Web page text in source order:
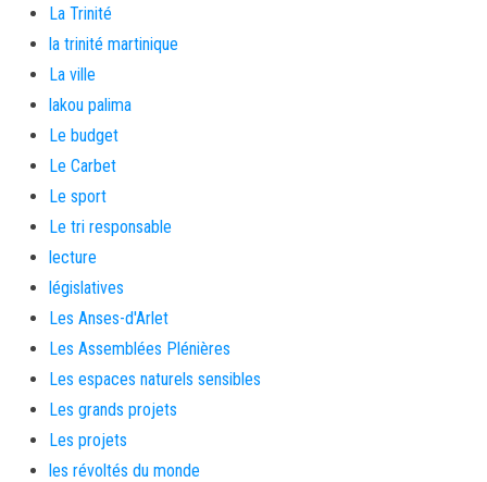
La Trinité
la trinité martinique
La ville
lakou palima
Le budget
Le Carbet
Le sport
Le tri responsable
lecture
législatives
Les Anses-d'Arlet
Les Assemblées Plénières
Les espaces naturels sensibles
Les grands projets
Les projets
les révoltés du monde